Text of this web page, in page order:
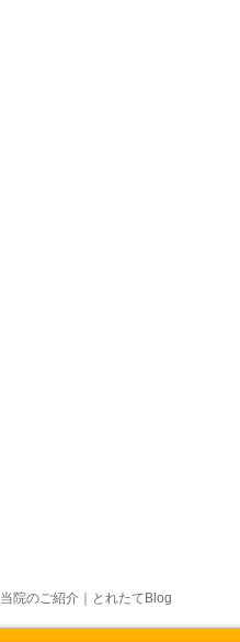
当院のご紹介 とれたてBlog